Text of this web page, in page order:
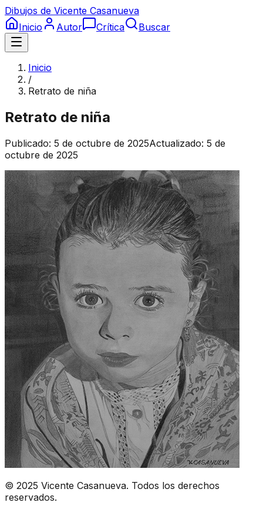
Dibujos de Vicente Casanueva
Inicio
Autor Crítica Buscar
Inicio
/
Retrato de niña
Retrato de niña
Publicado: 5 de octubre de 2025Actualizado: 5 de
octubre de 2025
© 2025 Vicente Casanueva. Todos los derechos
reservados.